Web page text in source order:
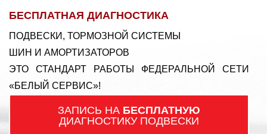
БЕСПЛАТНАЯ ДИАГНОСТИКА
ПОДВЕСКИ, ТОРМОЗНОЙ СИСТЕМЫ
ШИН И АМОРТИЗАТОРОВ
ЭТО СТАНДАРТ РАБОТЫ ФЕДЕРАЛЬНОЙ СЕТИ
«БЕЛЫЙ СЕРВИС»!
ЗАПИСЬ НА БЕСПЛАТНУЮ
ДИАГНОСТИКУ ПОДВЕСКИ